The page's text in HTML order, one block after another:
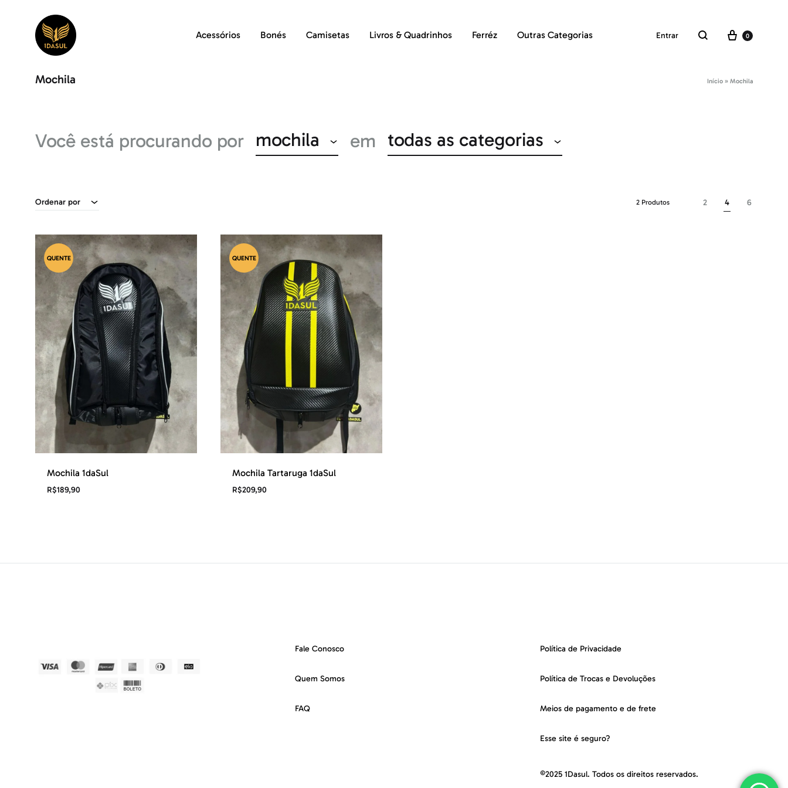
Acessórios Bonés Camisetas Livros & Quadrinhos Ferréz Outras Categorias Entrar
Pesquisar
Carrinho
0
Mochila Início » Mochila
Você está procurando por mochila em todas as categorias
Ordenar por 2 4 6
2 Produtos
QUENTE
Mochila 1daSul
R$189,90
QUENTE
Mochila Tartaruga 1daSul
R$209,90
Fale Conosco
Quem Somos
FAQ
Política de Privacidade
Política de Trocas e Devoluções
Meios de pagamento e de frete
Esse site é seguro?
©2025 1Dasul. Todos os direitos reservados.